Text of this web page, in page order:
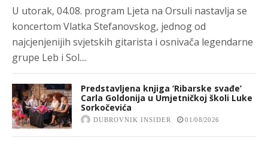
U utorak, 04.08. program Ljeta na Orsuli nastavlja se
koncertom Vlatka Stefanovskog, jednog od
najcjenjenijih svjetskih gitarista i osnivača legendarne
grupe Leb i Sol....
Predstavljena knjiga ‘Ribarske svađe’
Carla Goldonija u Umjetničkoj školi Luke
Sorkočevića
DUBROVNIK INSIDER 01/08/2026